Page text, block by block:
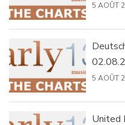
5 AOÛT
5 AOÛT
United